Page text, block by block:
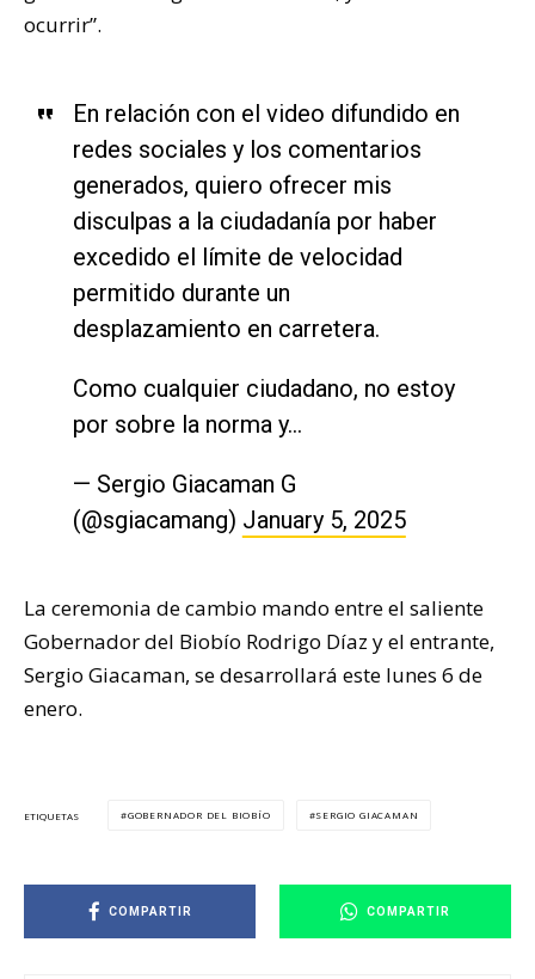
ocurrir”.
En relación con el video difundido en
redes sociales y los comentarios
generados, quiero ofrecer mis
disculpas a la ciudadanía por haber
excedido el límite de velocidad
permitido durante un
desplazamiento en carretera.
Como cualquier ciudadano, no estoy
por sobre la norma y…
— Sergio Giacaman G
(@sgiacamang) January 5, 2025
La ceremonia de cambio mando entre el saliente
Gobernador del Biobío Rodrigo Díaz y el entrante,
Sergio Giacaman, se desarrollará este lunes 6 de
enero.
ETIQUETAS GOBERNADOR DEL BIOBÍO SERGIO GIACAMAN
COMPARTIR COMPARTIR